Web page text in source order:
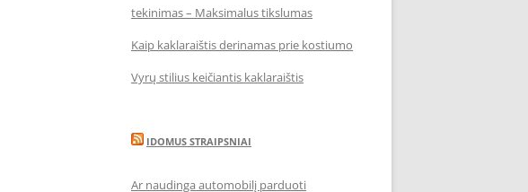
tekinimas – Maksimalus tikslumas
Kaip kaklaraištis derinamas prie kostiumo
Vyrų stilius keičiantis kaklaraištis
IDOMUS STRAIPSNIAI
Ar naudinga automobilį parduoti